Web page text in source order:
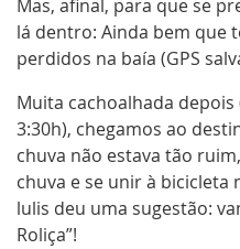
Mas, afinal, para que se
lá dentro: Ainda bem que
perdidos na baía (GPS
Muita cachoalhada
3:30h), chegamos ao
chuva não estava tão
chuva e se unir à bicicleta
lulis deu uma sugestão:
Roliça”!